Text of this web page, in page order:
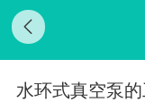
水环式真空泵